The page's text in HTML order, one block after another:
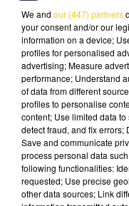
Lecture (4
8 mai 2025 - 4 min
L'INFO DU
L'info du Tarn
We and our (447) partners
your consent and/or our
information on a device;
profiles for personalised
advertising; Measure
performance; Understand
of data from different
profiles to personalise
content; Use limited data
detect fraud, and fix
Save and communicate
process personal data
following functionalities:
requested; Use precise
other data sources; Link